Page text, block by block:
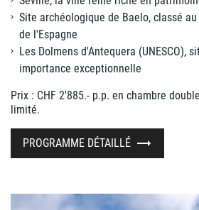
Site archéologique de Baelo, classé
de l'Espagne
Les Dolmens d'Antequera (UNESCO),
importance exceptionnelle
Prix : CHF 2'885.- p.p. en chambre
limité.
PROGRAMME DÉTAILLÉ